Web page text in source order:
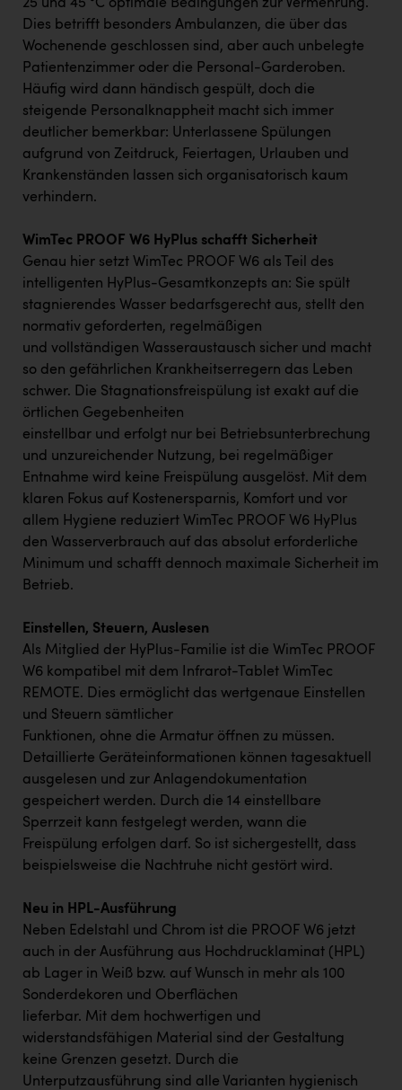
25 und 45 °C optimale Bedingungen zur Vermehrung.
Dies betrifft besonders Ambulanzen, die über das
Wochenende geschlossen sind, aber auch unbelegte
Patientenzimmer oder die Personal-Garderoben.
Häufig wird dann händisch gespült, doch die
steigende Personalknappheit macht sich immer
deutlicher bemerkbar: Unterlassene Spülungen
aufgrund von Zeitdruck, Feiertagen, Urlauben und
Krankenständen lassen sich organisatorisch kaum
verhindern.
WimTec PROOF W6 HyPlus schafft Sicherheit
Genau hier setzt WimTec PROOF W6 als Teil des
intelligenten HyPlus-Gesamtkonzepts an: Sie spült
stagnierendes Wasser bedarfsgerecht aus, stellt den
normativ geforderten, regelmäßigen
und vollständigen Wasseraustausch sicher und macht
so den gefährlichen Krankheitserregern das Leben
schwer. Die Stagnationsfreispülung ist exakt auf die
örtlichen Gegebenheiten
einstellbar und erfolgt nur bei Betriebsunterbrechung
und unzureichender Nutzung, bei regelmäßiger
Entnahme wird keine Freispülung ausgelöst. Mit dem
klaren Fokus auf Kostenersparnis, Komfort und vor
allem Hygiene reduziert WimTec PROOF W6 HyPlus
den Wasserverbrauch auf das absolut erforderliche
Minimum und schafft dennoch maximale Sicherheit im
Betrieb.
Einstellen, Steuern, Auslesen
Als Mitglied der HyPlus-Familie ist die WimTec PROOF
W6 kompatibel mit dem Infrarot-Tablet WimTec
REMOTE. Dies ermöglicht das wertgenaue Einstellen
und Steuern sämtlicher
Funktionen, ohne die Armatur öffnen zu müssen.
Detaillierte Geräteinformationen können tagesaktuell
ausgelesen und zur Anlagendokumentation
gespeichert werden. Durch die 14 einstellbare
Sperrzeit kann festgelegt werden, wann die
Freispülung erfolgen darf. So ist sichergestellt, dass
beispielsweise die Nachtruhe nicht gestört wird.
Neu in HPL-Ausführung
Neben Edelstahl und Chrom ist die PROOF W6 jetzt
auch in der Ausführung aus Hochdrucklaminat (HPL)
ab Lager in Weiß bzw. auf Wunsch in mehr als 100
Sonderdekoren und Oberflächen
lieferbar. Mit dem hochwertigen und
widerstandsfähigen Material sind der Gestaltung
keine Grenzen gesetzt. Durch die
Unterputzausführung sind alle Varianten hygienisch